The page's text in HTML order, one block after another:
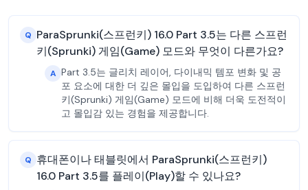
Q ParaSprunki(스프런키) 16.0 Part 3.5는 다른 스프런
키(Sprunki) 게임(Game) 모드와 무엇이 다른가요?
A Part 3.5는 글리치 레이어, 다이내믹 템포 변화 및 공
포 요소에 대한 더 깊은 몰입을 도입하여 다른 스프런
키(Sprunki) 게임(Game) 모드에 비해 더욱 도전적이
고 몰입감 있는 경험을 제공합니다.
Q 휴대폰이나 태블릿에서 ParaSprunki(스프런키)
16.0 Part 3.5를 플레이(Play)할 수 있나요?